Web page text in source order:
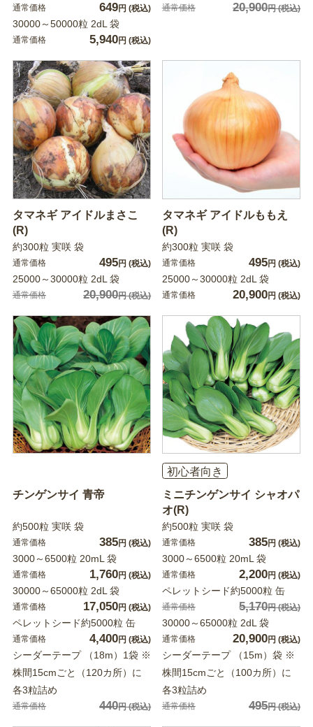
通常価格 649円 (税込)
30000～50000粒 2dL 袋
通常価格 5,940円 (税込)
通常価格 20,900円(税込)
タマネギ アイドルまさこ
(R)
約300粒 実咲 袋
通常価格 495円 (税込)
25000～30000粒 2dL 袋
通常価格 20,900円(税込)
タマネギ アイドルももえ
(R)
約300粒 実咲 袋
通常価格 495円 (税込)
25000～30000粒 2dL 袋
通常価格 20,900円 (税込)
チンゲンサイ 青帝
約500粒 実咲 袋
通常価格 385円 (税込)
3000～6500粒 20mL 袋
通常価格 1,760円 (税込)
30000～65000粒 2dL 袋
通常価格 17,050円 (税込)
ペレットシード約5000粒 缶
通常価格 4,400円 (税込)
シーダーテープ （18m）1袋 ※
株間15cmごと（120カ所）に
各3粒詰め
通常価格 440円(税込)
初心者向き
ミニチンゲンサイ シャオパ
オ(R)
約500粒 実咲 袋
通常価格 385円 (税込)
3000～6500粒 20mL 袋
通常価格 2,200円 (税込)
ペレットシード約5000粒 缶
通常価格 5,170円(税込)
30000～65000粒 2dL 袋
通常価格 20,900円 (税込)
シーダーテープ （15m）袋 ※
株間15cmごと（100カ所）に
各3粒詰め
通常価格 495円(税込)